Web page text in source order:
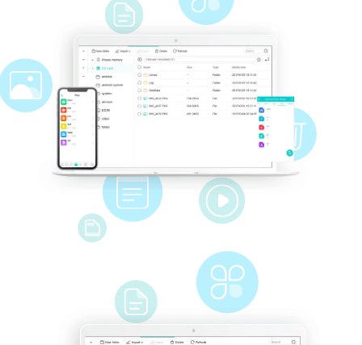
Videoguide